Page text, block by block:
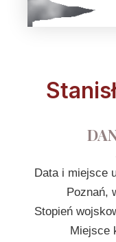
Data i miejsce
Poznań,
Stopień
Miejsce